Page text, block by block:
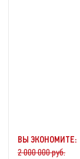
ВЫ ЭКОНОМИТЕ:
2 000 000 руб.